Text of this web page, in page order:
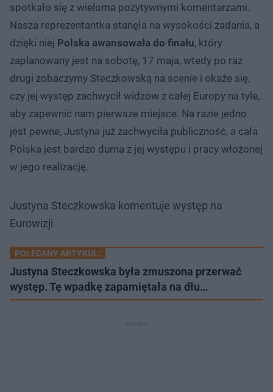
spotkało się z wieloma pozytywnymi komentarzami.
Nasza reprezentantka stanęła na wysokości zadania, a
dzięki niej Polska awansowała do finału, który
zaplanowany jest na sobotę, 17 maja, wtedy po raz
drugi zobaczymy Steczkowską na scenie i okaże się,
czy jej występ zachwycił widzów z całej Europy na tyle,
aby zapewnić nam pierwsze miejsce. Na razie jedno
jest pewne, Justyna już zachwyciła publiczność, a cała
Polska jest bardzo duma z jej występu i pracy włożonej
w jego realizację.
Justyna Steczkowska komentuje występ na
Eurowizji
POLECANY ARTYKUŁ:
Justyna Steczkowska była zmuszona przerwać
występ. Tę wpadkę zapamiętała na dłu…